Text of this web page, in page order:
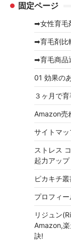
カ 固定ページ
➡女性育毛
➡育毛剤比
➡育毛商品
01 効果の
３ヶ月で
Amazon売
サイトマッ
ストレス
起力アップ
ピカキチ
プロフィ
リジュン
Amazon,
訣!